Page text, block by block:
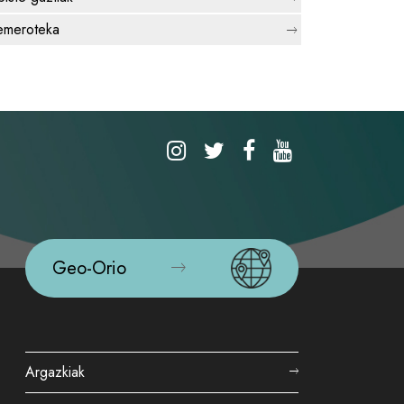
Geo-Orio
Argazkiak